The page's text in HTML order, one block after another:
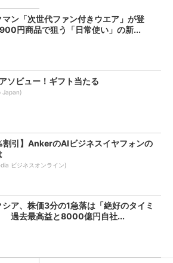
マン「次世代ファン付きウエア」が登
円商品で狙う「日常使い」の新...
ソビュー！ギフト当たる
Japan)
割引】AnkerのAIビジネスイヤフォンの
ビジネスオンライン)
シア、株価3分の1急落は「絶好のタイミ
過去最高益と8000億円自社...